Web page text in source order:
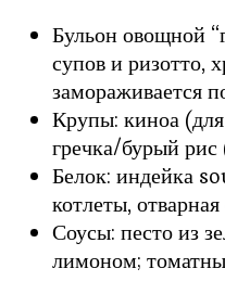
Бульон овощной
супов и ризотто,
замораживается
Крупы: киноа
гречка/бурый
Белок: индейка
котлеты,
Соусы: песто из
лимоном;